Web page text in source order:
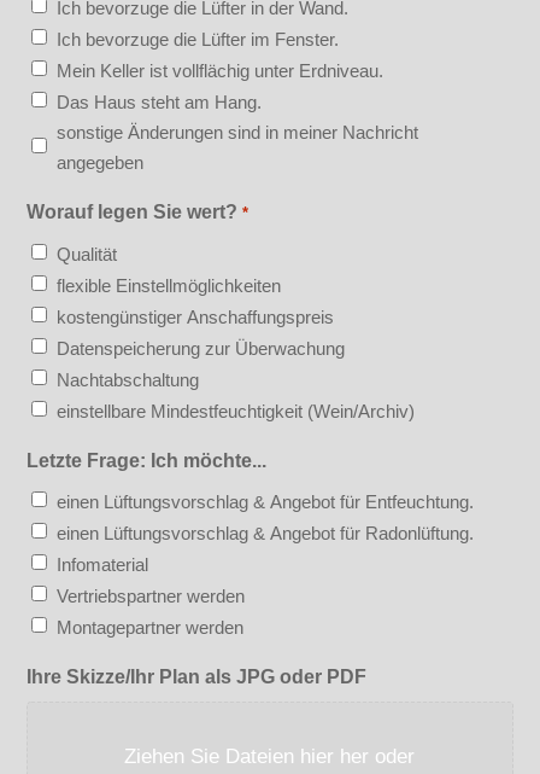
Ich bevorzuge die Lüfter in der Wand.
Ich bevorzuge die Lüfter im Fenster.
Mein Keller ist vollflächig unter Erdniveau.
Das Haus steht am Hang.
sonstige Änderungen sind in meiner Nachricht
angegeben
Worauf legen Sie wert? *
Qualität
flexible Einstellmöglichkeiten
kostengünstiger Anschaffungspreis
Datenspeicherung zur Überwachung
Nachtabschaltung
einstellbare Mindestfeuchtigkeit (Wein/Archiv)
Letzte Frage: Ich möchte...
einen Lüftungsvorschlag & Angebot für Entfeuchtung.
einen Lüftungsvorschlag & Angebot für Radonlüftung.
Infomaterial
Vertriebspartner werden
Montagepartner werden
Ihre Skizze/Ihr Plan als JPG oder PDF
Ziehen Sie Dateien hier her oder